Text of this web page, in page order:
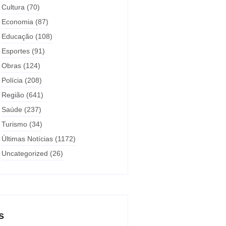
Cultura (70)
Economia (87)
Educação (108)
Esportes (91)
Obras (124)
Polícia (208)
Região (641)
Saúde (237)
Turismo (34)
Últimas Notícias (1172)
Uncategorized (26)